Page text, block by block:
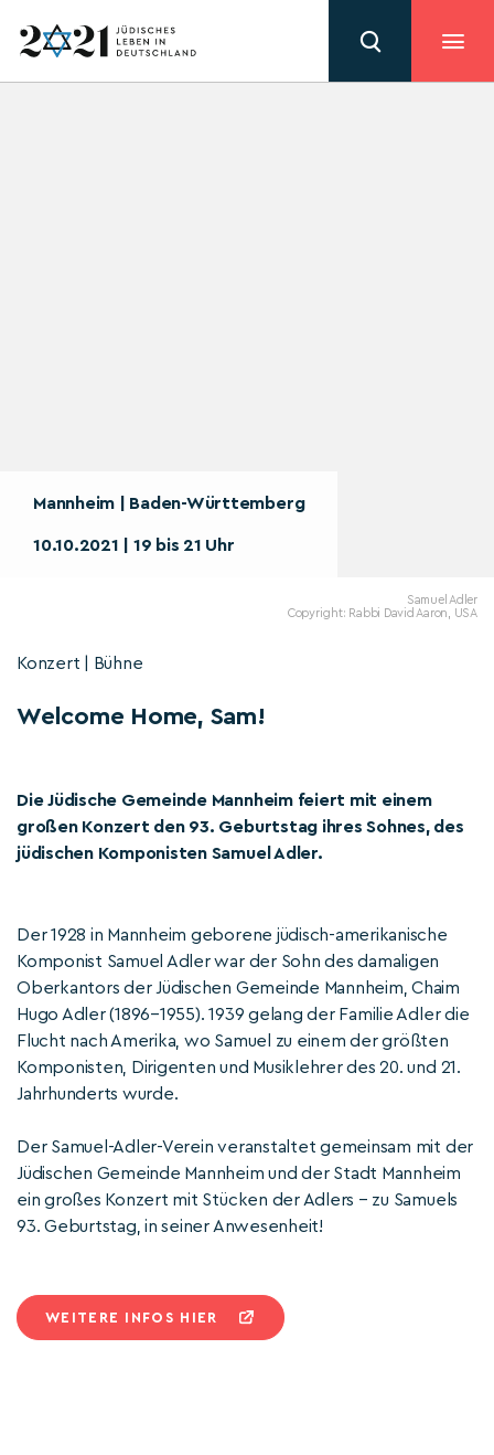
Mannheim | Baden-Württemberg
10.10.2021 | 19 bis 21 Uhr
Samuel Adler
Copyright: Rabbi David Aaron, USA
Konzert | Bühne
Welcome Home, Sam!
Die Jüdische Gemeinde Mannheim feiert mit einem
großen Konzert den 93. Geburtstag ihres Sohnes, des
jüdischen Komponisten Samuel Adler.
Der 1928 in Mannheim geborene jüdisch-amerikanische
Komponist Samuel Adler war der Sohn des damaligen
Oberkantors der Jüdischen Gemeinde Mannheim, Chaim
Hugo Adler (1896–1955). 1939 gelang der Familie Adler die
Flucht nach Amerika, wo Samuel zu einem der größten
Komponisten, Dirigenten und Musiklehrer des 20. und 21.
Jahrhunderts wurde.
Der Samuel-Adler-Verein veranstaltet gemeinsam mit der
Jüdischen Gemeinde Mannheim und der Stadt Mannheim
ein großes Konzert mit Stücken der Adlers – zu Samuels
93. Geburtstag, in seiner Anwesenheit!
WEITERE INFOS HIER